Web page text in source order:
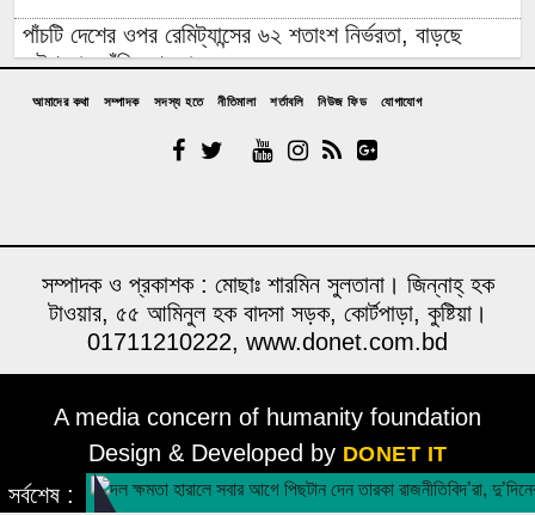
পাঁচটি দেশের ওপর রেমিট্যান্সের ৬২ শতাংশ নির্ভরতা, বাড়ছে
কৌশলগত ঝুঁকির শঙ্কা
কওমি মাদ্রাসার শিক্ষার্থী বলৎকার
ফের পিছিয়ে গেল রূপপুরের উৎপাদনের যাত্রা: আগস্টে জাতীয়
বিনা আমন্ত্রণেই বিদেশে যাবার পথে দিল্লি থেকে ঘুরে যেতে
১৪ বছরের মধ্যে সর্বনিম্ন বৈদেশিক ঋণের প্রতিশ্রুতি পেল
বাংলাদেশ, উল্টো সর্বোচ্চ ঋণ পরিশোধের চাপ
বালুর বস্তায় ঠেকা!
আওয়ামী লীগ আমাদের শত্রু নয়, মিত্র, আমরা একসঙ্গে যুদ্ধ
করেছি: এমপি নাছির চৌধুরী
আমাদের কথা সম্পাদক সদস্য হতে নীতিমালা শর্তাবলি নিউজ ফিড যোগাযোগ
সম্পাদক ও প্রকাশক : মোছাঃ শারমিন সুলতানা। জিন্নাহ্ হক
টাওয়ার, ৫৫ আমিনুল হক বাদসা সড়ক, কোর্টপাড়া, কুষ্টিয়া।
01711210222, www.donet.com.bd
A media concern of humanity foundation
Design & Developed by DONET IT
সর্বশেষ :